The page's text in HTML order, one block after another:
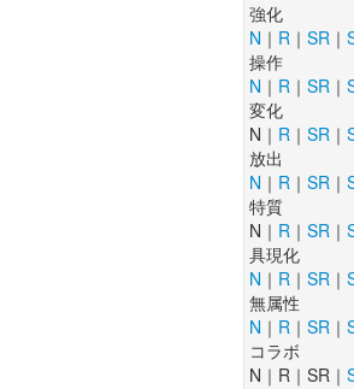
強化
N ｜ R ｜ SR ｜
操作
N ｜ R ｜ SR ｜
変化
N｜ R ｜ SR ｜
放出
N ｜ R ｜ SR ｜
特質
N｜ R ｜ SR ｜
具現化
N ｜ R ｜ SR ｜
無属性
N ｜ R ｜ SR ｜
コラボ
N｜R｜SR｜